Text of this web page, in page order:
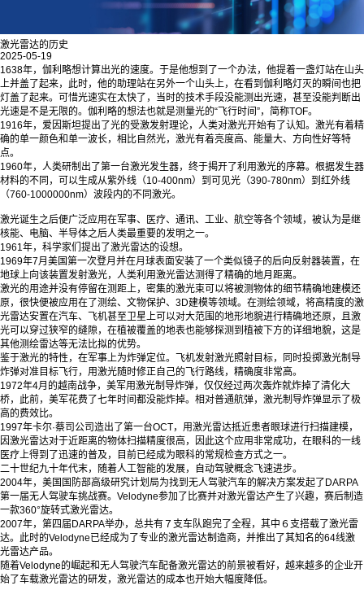
激光雷达的历史
2025-05-19
1638年，伽利略想计算出光的速度。于是他想到了一个办法，他提着一盏灯站在山头
上并盖了起来，此时，他的助理站在另外一个山头上，在看到伽利略灯灭的瞬间也把
灯盖了起来。可惜光速实在太快了，当时的技术手段没能测出光速，甚至没能判断出
光速是不是无限的。伽利略的想法也就是测量光的“飞行时间”，简称TOF。
1916年，爱因斯坦提出了光的受激发射理论，人类对激光开始有了认知。激光有着精
确的单一颜色和单一波长，相比自然光，激光有着亮度高、能量大、方向性好等特
点。
1960年，人类研制出了第一台激光发生器，终于揭开了利用激光的序幕。根据发生器
材料的不同，可以生成从紫外线（10-400nm）到可见光（390-780nm）到红外线
（760-1000000nm）波段内的不同激光。
激光诞生之后便广泛应用在军事、医疗、通讯、工业、航空等各个领域，被认为是继
核能、电脑、半导体之后人类最重要的发明之一。
1961年，科学家们提出了激光雷达的设想。
1969年7月美国第一次登月并在月球表面安装了一个类似镜子的后向反射器装置，在
地球上向该装置发射激光，人类利用激光雷达测得了精确的地月距离。
激光的用途并没有停留在测距上，密集的激光束可以将被测物体的细节精确地建模还
原，很快便被应用在了测绘、文物保护、3D建模等领域。在测绘领域，将高精度的激
光雷达安置在汽车、飞机甚至卫星上可以对大范围的地形地貌进行精确地还原，且激
光可以穿过狭窄的缝隙，在植被覆盖的地表也能够探测到植被下方的详细地貌，这是
其他测绘雷达等无法比拟的优势。
鉴于激光的特性，在军事上为炸弹定位。飞机发射激光照射目标，同时投掷激光制导
炸弹对准目标飞行，用激光随时修正自己的飞行路线，精确度非常高。
1972年4月的越南战争，美军用激光制导炸弹，仅仅经过两次轰炸就炸掉了清化大
桥，此前，美军花费了七年时间都没能炸掉。相对普通航弹，激光制导炸弹显示了极
高的费效比。
1997年卡尔·蔡司公司造出了第一台OCT，用激光雷达抵近患者眼球进行扫描建模，
因激光雷达对于近距离的物体扫描精度很高，因此这个应用非常成功，在眼科的一线
医疗上得到了迅速的普及，目前已经成为眼科的常规检查方式之一。
二十世纪九十年代末，随着人工智能的发展，自动驾驶概念飞速进步。
2004年，美国国防部高级研究计划局为找到无人驾驶汽车的解决方案发起了DARPA
第一届无人驾驶车挑战赛。Velodyne参加了比赛并对激光雷达产生了兴趣，赛后制造
一款360°旋转式激光雷达。
2007年，第四届DARPA举办，总共有７支车队跑完了全程，其中６支搭载了激光雷
达。此时的Velodyne已经成为了专业的激光雷达制造商，并推出了其知名的64线激
光雷达产品。
随着Velodyne的崛起和无人驾驶汽车配备激光雷达的前景被看好，越来越多的企业开
始了车载激光雷达的研发，激光雷达的成本也开始大幅度降低。